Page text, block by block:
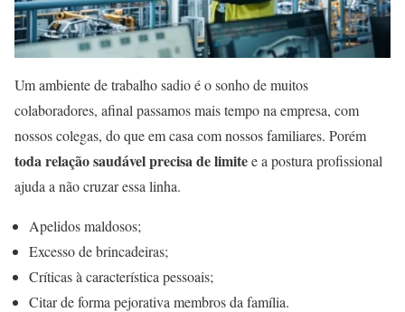
Um ambiente de trabalho sadio é o sonho de muitos
colaboradores, afinal passamos mais tempo na empresa, com
nossos colegas, do que em casa com nossos familiares. Porém
toda relação saudável precisa de limitee a postura profissional
ajuda a não cruzar essa linha.
Apelidos maldosos;
Excesso de brincadeiras;
Críticas à característica pessoais;
Citar de forma pejorativa membros da família.